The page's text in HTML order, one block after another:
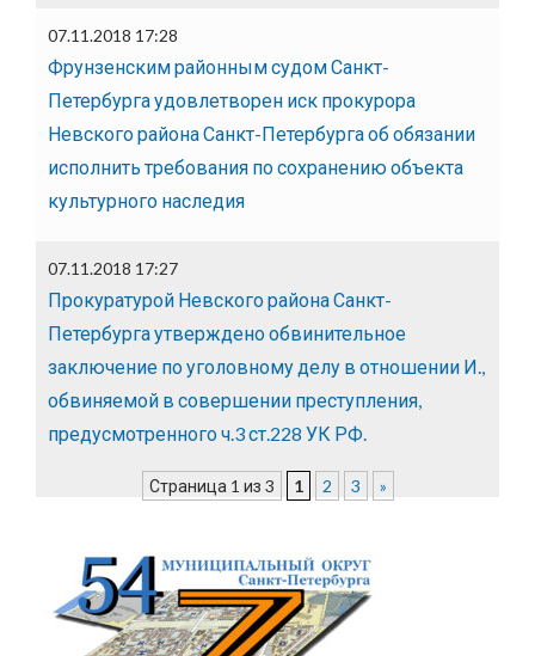
07.11.2018 17:28
Фрунзенским районным судом Санкт-
Петербурга удовлетворен иск прокурора
Невского района Санкт-Петербурга об обязании
исполнить требования по сохранению объекта
культурного наследия
07.11.2018 17:27
Прокуратурой Невского района Санкт-
Петербурга утверждено обвинительное
заключение по уголовному делу в отношении И.,
обвиняемой в совершении преступления,
предусмотренного ч.3 ст.228 УК РФ.
Страница 1 из 3 1 2 3 »